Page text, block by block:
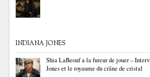
INDIANA JONES
Shia LaBeouf a la fureur de jouer –
Jones et le royaume du crâne de cristal